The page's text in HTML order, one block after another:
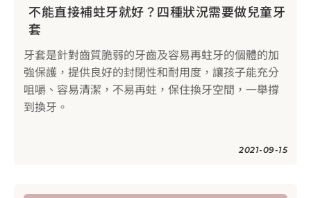
不能直接補蛀牙就好？四種狀況需要做兒童牙
套
牙套是針對齒質脆弱的牙齒及容易再蛀牙的個體的加
強保護，提供良好的封閉性和耐用度，讓孩子能充分
咀嚼、容易清潔，不易再蛀，保住換牙空間，一舉撐
到換牙。
2021-09-15